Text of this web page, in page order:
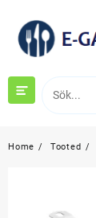
content
Home Tooted